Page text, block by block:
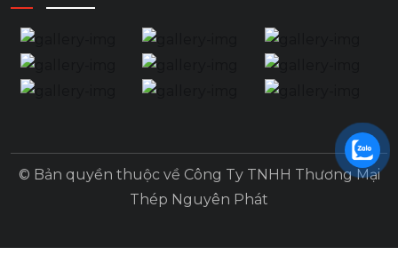
© Bản quyền thuộc về Công Ty TNHH Thương Mại
Thép Nguyên Phát